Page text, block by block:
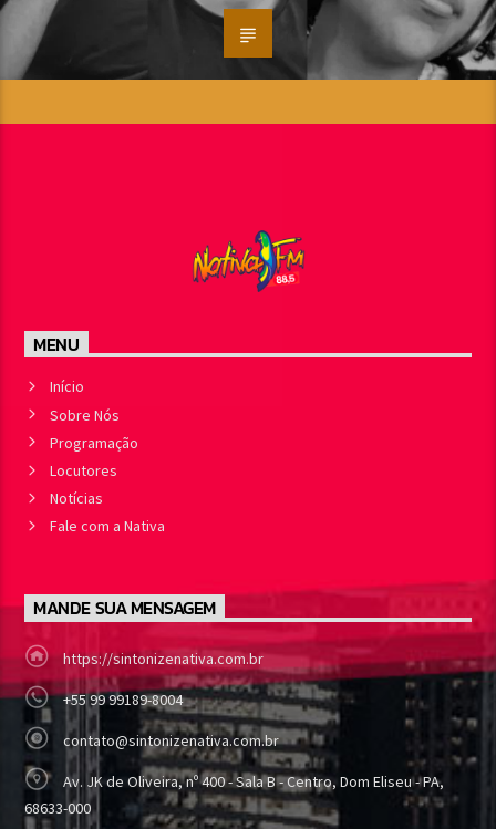
MENU
Início
Sobre Nós
Programação
Locutores
Notícias
Fale com a Nativa
MANDE SUA MENSAGEM
https://sintonizenativa.com.br
+55 99 99189-8004
contato@sintonizenativa.com.br
Av. JK de Oliveira, nº 400 - Sala B - Centro, Dom Eliseu - PA,
68633-000